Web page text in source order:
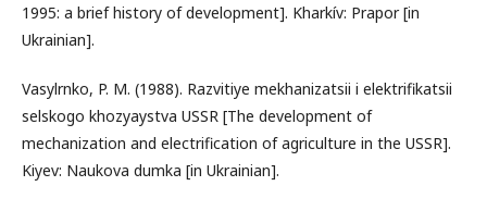
1995: a brief history of development]. Kharkív: Prapor [in
Ukrainian].
Vasylrnko, P. M. (1988). Razvitiye mekhanizatsii i elektrifikatsii
selskogo khozyaystva USSR [The development of
mechanization and electrification of agriculture in the USSR].
Kiyev: Naukova dumka [in Ukrainian].